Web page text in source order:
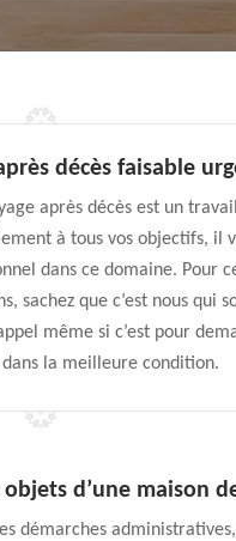
décès faisable
après décès est un
à tous vos objectifs, il
dans ce domaine. Pour
sachez que c’est nous qui
même si c’est pour
la meilleure condition.
d’une maison
démarches